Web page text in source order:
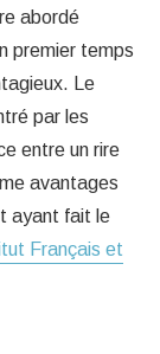
abordé
premier temps
Le
par les
entre un rire
avantages
ayant fait le
Français et